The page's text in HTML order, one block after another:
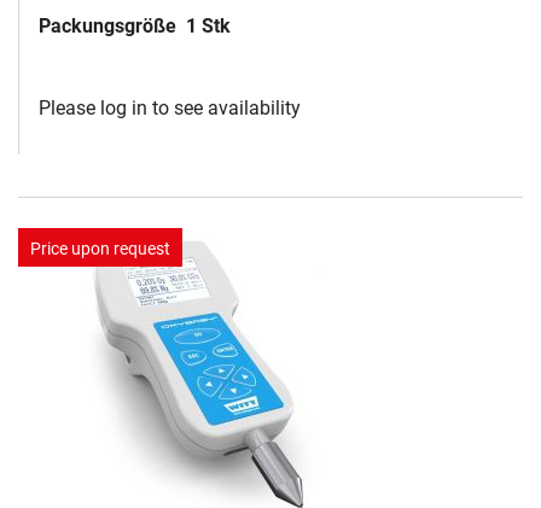
Packungsgröße 1 Stk
Please log in to see availability
Price upon request